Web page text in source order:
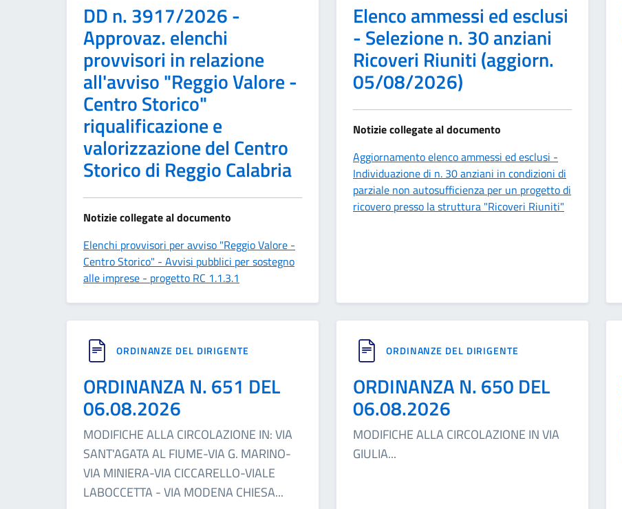
DD n. 3917/2026 -
Approvaz. elenchi
provvisori in relazione
all'avviso "Reggio Valore -
Centro Storico"
riqualificazione e
valorizzazione del Centro
Storico di Reggio Calabria
Notizie collegate al documento
Elenchi provvisori per avviso "Reggio Valore -
Centro Storico" - Avvisi pubblici per sostegno
alle imprese - progetto RC 1.1.3.1
Elenco ammessi ed esclusi
- Selezione n. 30 anziani
Ricoveri Riuniti (aggiorn.
05/08/2026)
Notizie collegate al documento
Aggiornamento elenco ammessi ed esclusi -
Individuazione di n. 30 anziani in condizioni di
parziale non autosufficienza per un progetto di
ricovero presso la struttura "Ricoveri Riuniti"
ORDINANZE DEL DIRIGENTE
ORDINANZA N. 651 DEL
06.08.2026
MODIFICHE ALLA CIRCOLAZIONE IN: VIA
SANT'AGATA AL FIUME-VIA G. MARINO-
VIA MINIERA-VIA CICCARELLO-VIALE
LABOCCETTA - VIA MODENA CHIESA...
ORDINANZE DEL DIRIGENTE
ORDINANZA N. 650 DEL
06.08.2026
MODIFICHE ALLA CIRCOLAZIONE IN VIA
GIULIA...